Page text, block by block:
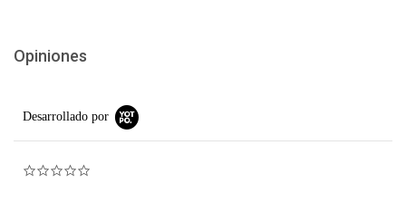
Opiniones
Desarrollado por